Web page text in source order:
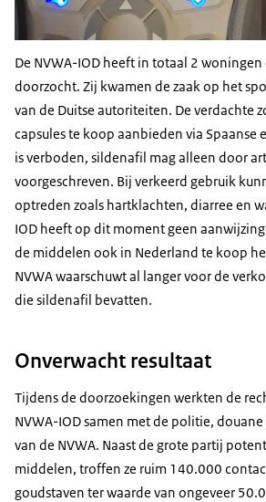
De NVWA-IOD heeft in totaal 2
doorzocht. Zij kwamen de zaak op het
van de Duitse autoriteiten. De verdachte
capsules te koop aanbieden via Spaanse
is verboden, sildenafil mag alleen door
voorgeschreven. Bij verkeerd gebruik
optreden zoals hartklachten, diarree en
IOD heeft op dit moment geen
de middelen ook in Nederland te koop
NVWA waarschuwt al langer voor de
die sildenafil bevatten.
Onverwacht resultaat
Tijdens de doorzoekingen werkten de
NVWA-IOD samen met de politie,
van de NVWA. Naast de grote partij
middelen, troffen ze ruim 140.000
goudstaven ter waarde van ongeveer